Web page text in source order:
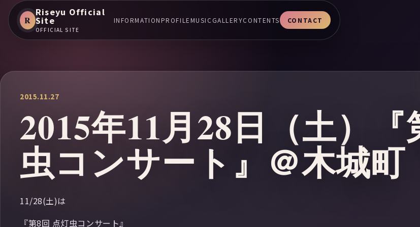
R
Riseyu Official
Site
OFFICIAL SITE
INFORMATIONPROFILEMUSIC GALLERYCONTENTS CONTACT
2015.11.27
2015年11月28日（土）
虫コンサート』＠木城町
11/28(土)は
『第8回 点灯虫コンサート』